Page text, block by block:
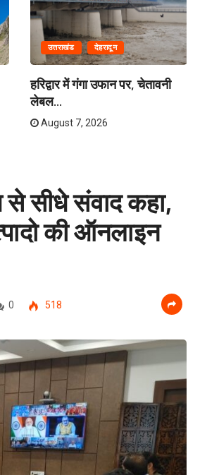
उत्तराखंड देहरादून
हरिद्वार में गंगा उफान पर, चेतावनी
लेबल...
August 7, 2026
से सीधे संवाद कहा,
की ऑनलाइन
0 518